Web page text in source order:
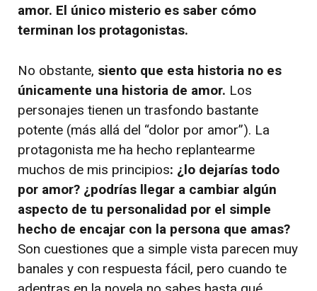
amor. El único misterio es saber cómo
terminan los protagonistas.
No obstante, siento que esta historia no es
únicamente una historia de amor. Los
personajes tienen un trasfondo bastante
potente (más allá del “dolor por amor”). La
protagonista me ha hecho replantearme
muchos de mis principios: ¿lo dejarías todo
por amor? ¿podrías llegar a cambiar algún
aspecto de tu personalidad por el simple
hecho de encajar con la persona que amas?
Son cuestiones que a simple vista parecen muy
banales y con respuesta fácil, pero cuando te